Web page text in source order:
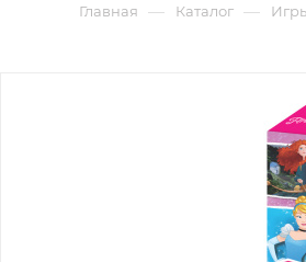
Главная — Каталог —